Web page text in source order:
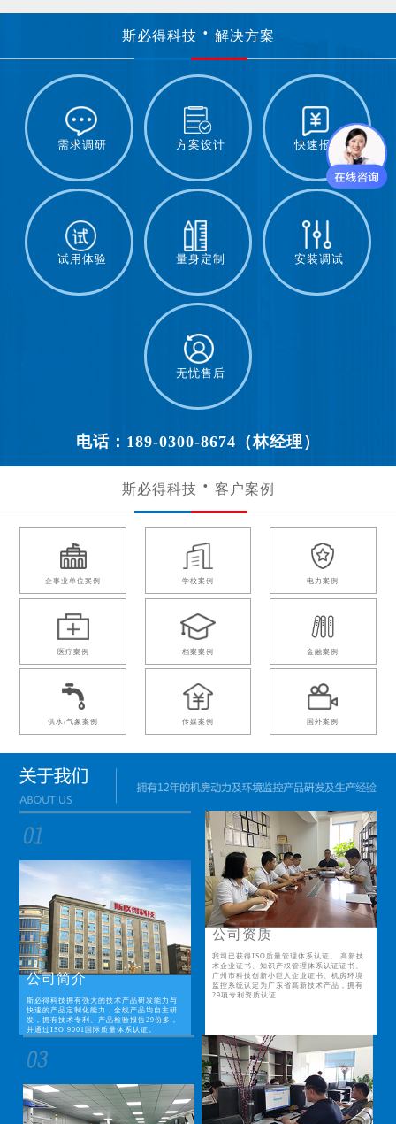
斯必得科技 解决方案
需求调研 方案设计 快速报价
试用体验 量身定制 安装调试
无忧售后
电话：189-0300-8674（林经理）
斯必得科技 客户案例
企事业单位案例 学校案例 电力案例
医疗案例 档案案例 金融案例
供水/气象案例 传媒案例 国外案例
公司简介
斯必得科技拥有强大的技术产品研发能力与
快速的产品定制化能力，全线产品均自主研
发，拥有技术专利、产品检验报告29份多，
并通过ISO 9001国际质量体系认证。
公司资质
我司已获得ISO质量管理体系认证、 高新技
术企业证书、知识产权管理体系认证证书、
广州市科技创新小巨人企业证书、机房环境
监控系统认定为广东省高新技术产品，拥有
29项专利资质认证